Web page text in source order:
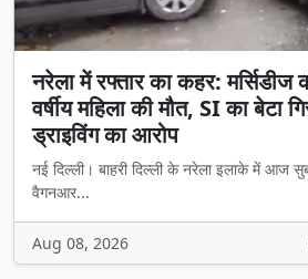
नरेला में रफ्तार का कहर:
वर्षीय महिला की मौत, SI का बेटा
ड्राइविंग का आरोप
नई दिल्ली। बाहरी दिल्ली के नरेला इलाके में आज
वैगनआर...
Aug 08, 2026